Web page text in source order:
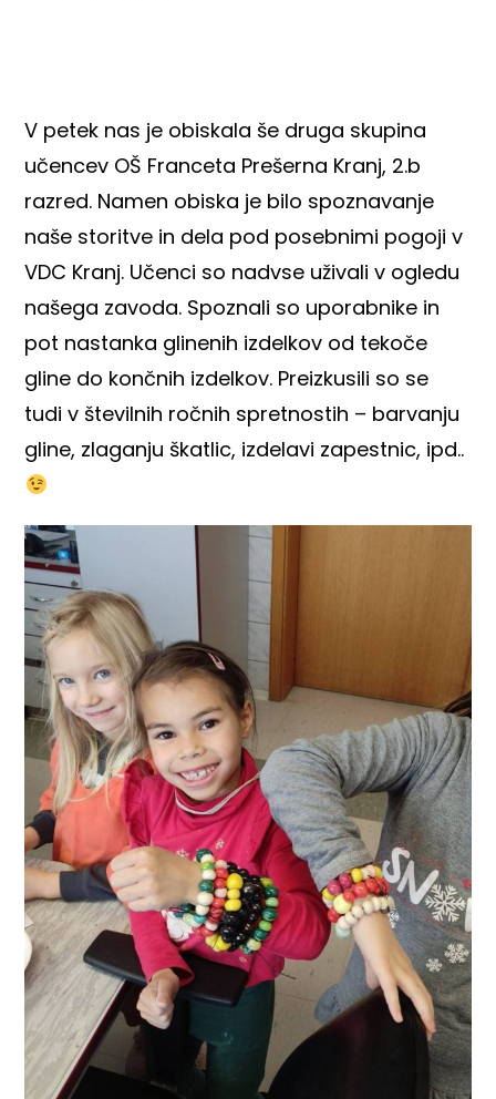
V petek nas je obiskala še druga skupina
učencev OŠ Franceta Prešerna Kranj, 2.b
razred. Namen obiska je bilo spoznavanje
naše storitve in dela pod posebnimi pogoji v
VDC Kranj. Učenci so nadvse uživali v ogledu
našega zavoda. Spoznali so uporabnike in
pot nastanka glinenih izdelkov od tekoče
gline do končnih izdelkov. Preizkusili so se
tudi v številnih ročnih spretnostih – barvanju
gline, zlaganju škatlic, izdelavi zapestnic, ipd..